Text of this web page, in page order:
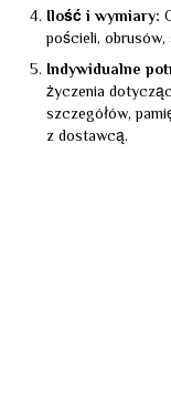
Ilość i wymiary:
pościeli,
Indywidualne
życzenia
szczegółów,
z dostawcą.